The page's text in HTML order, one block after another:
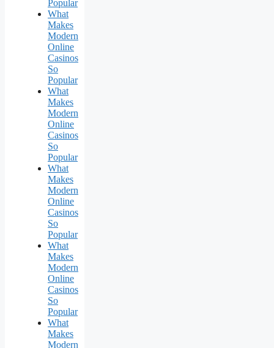
Popular
What
Makes
Modern
Online
Casinos
So
Popular
What
Makes
Modern
Online
Casinos
So
Popular
What
Makes
Modern
Online
Casinos
So
Popular
What
Makes
Modern
Online
Casinos
So
Popular
What
Makes
Modern